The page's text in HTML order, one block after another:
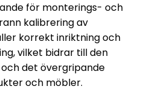
för monterings- och
kalibrering av
korrekt inriktning och
vilket bidrar till den
det övergripande
och möbler.